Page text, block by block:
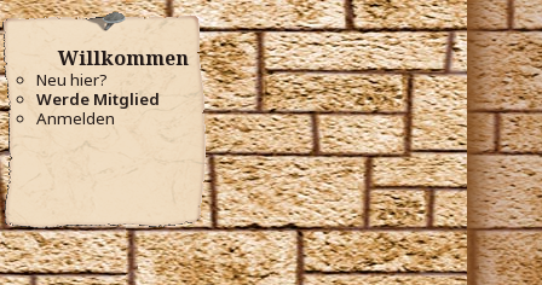
Willkommen
Neu hier?
Werde Mitglied
Anmelden